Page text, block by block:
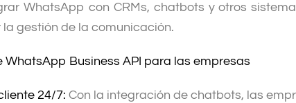
WhatsApp con CRMs, chatbots y otros
gestión de la comunicación.
WhatsApp Business API para las empresas
24/7: Con la integración de chatbots, las